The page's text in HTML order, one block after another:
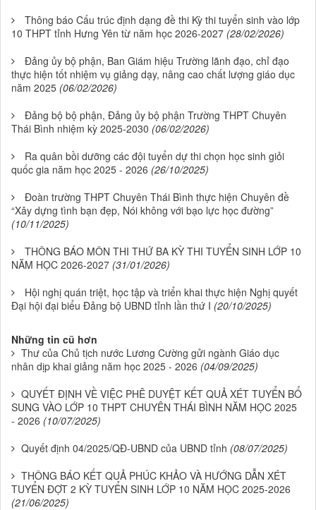
Thông báo Cấu trúc định dạng đề thi Kỳ thi tuyển sinh vào lớp
10 THPT tỉnh Hưng Yên từ năm học 2026-2027 (28/02/2026)
Đảng ủy bộ phận, Ban Giám hiệu Trường lãnh đạo, chỉ đạo
thực hiện tốt nhiệm vụ giảng dạy, nâng cao chất lượng giáo dục
năm 2025 (06/02/2026)
Đảng bộ bộ phận, Đảng ủy bộ phận Trường THPT Chuyên
Thái Bình nhiệm kỳ 2025-2030 (06/02/2026)
Ra quân bồi dưỡng các đội tuyển dự thi chọn học sinh giỏi
quốc gia năm học 2025 - 2026 (26/10/2025)
Đoàn trường THPT Chuyên Thái Bình thực hiện Chuyên đề
“Xây dựng tình bạn đẹp, Nói không với bạo lực học đường”
(10/11/2025)
THÔNG BÁO MÔN THI THỨ BA KỲ THI TUYỂN SINH LỚP 10
NĂM HỌC 2026-2027 (31/01/2026)
Hội nghị quán triệt, học tập và triển khai thực hiện Nghị quyết
Đại hội đại biểu Đảng bộ UBND tỉnh lần thứ I (20/10/2025)
Những tin cũ hơn
Thư của Chủ tịch nước Lương Cường gửi ngành Giáo dục
nhân dịp khai giảng năm học 2025 - 2026 (04/09/2025)
QUYẾT ĐỊNH VỀ VIỆC PHÊ DUYỆT KẾT QUẢ XÉT TUYỂN BỔ
SUNG VÀO LỚP 10 THPT CHUYÊN THÁI BÌNH NĂM HỌC 2025
- 2026 (10/07/2025)
Quyết định 04/2025/QĐ-UBND của UBND tỉnh (08/07/2025)
THÔNG BÁO KẾT QUẢ PHÚC KHẢO VÀ HƯỚNG DẪN XÉT
TUYỂN ĐỢT 2 KỲ TUYỂN SINH LỚP 10 NĂM HỌC 2025-2026
(21/06/2025)